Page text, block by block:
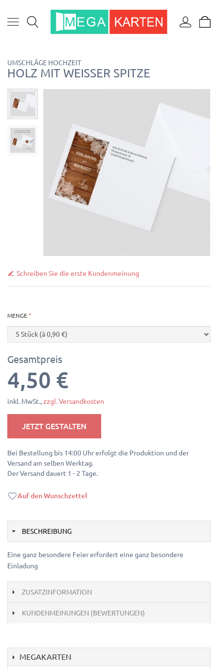
UMSCHLÄGE HOCHZEIT
HOLZ MIT WEISSER SPITZE
Schreiben Sie die erste Kundenmeinung
MENGE
Gesamtpreis
4,50 €
inkl. MwSt.,zzgl. Versandkosten
JETZT GESTALTEN
Bei Bestellung bis 14:00 Uhr erfolgt die Produktion und der
Versand am selben Werktag.
Der Versand dauert 1 - 2 Tage.
Auf den Wunschzettel
BESCHREIBUNG
Eine ganz besondere Feier erfordert eine ganz besondere
Einladung
ZUSATZINFORMATION
KUNDENMEINUNGEN (BEWERTUNGEN)
MEGAKARTEN